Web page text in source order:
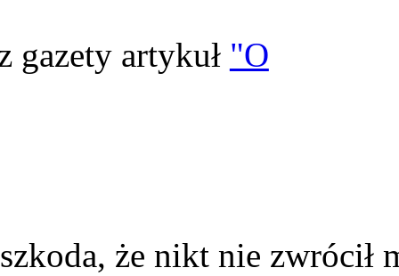
gazety artykuł "O
że nikt nie zwrócił